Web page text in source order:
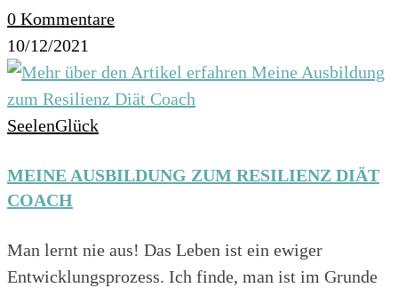
0 Kommentare
10/12/2021
SeelenGlück
MEINE AUSBILDUNG ZUM RESILIENZ DIÄT
COACH
Man lernt nie aus! Das Leben ist ein ewiger
Entwicklungsprozess. Ich finde, man ist im Grunde